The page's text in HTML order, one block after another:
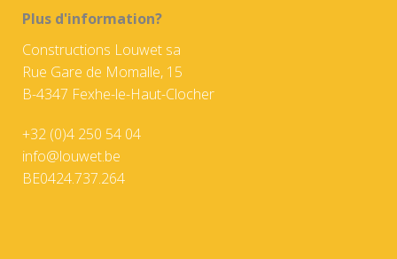
Plus d'information?
Constructions Louwet sa
Rue Gare de Momalle, 15
B-4347 Fexhe-le-Haut-Clocher
+32 (0)4 250 54 04
info@louwet.be
BE0424.737.264